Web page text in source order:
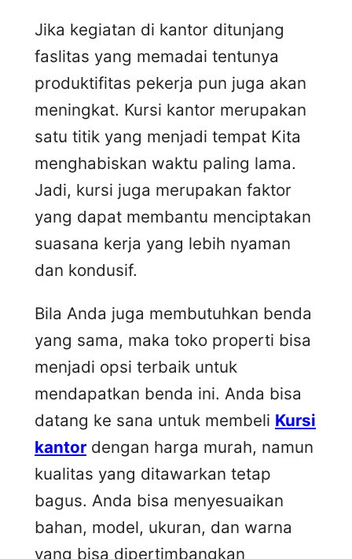
Jika kegiatan di kantor ditunjang
faslitas yang memadai tentunya
produktifitas pekerja pun juga akan
meningkat. Kursi kantor merupakan
satu titik yang menjadi tempat Kita
menghabiskan waktu paling lama.
Jadi, kursi juga merupakan faktor
yang dapat membantu menciptakan
suasana kerja yang lebih nyaman
dan kondusif.
Bila Anda juga membutuhkan benda
yang sama, maka toko properti bisa
menjadi opsi terbaik untuk
mendapatkan benda ini. Anda bisa
datang ke sana untuk membeli Kursi
kantor dengan harga murah, namun
kualitas yang ditawarkan tetap
bagus. Anda bisa menyesuaikan
bahan, model, ukuran, dan warna
yang bisa dipertimbangkan